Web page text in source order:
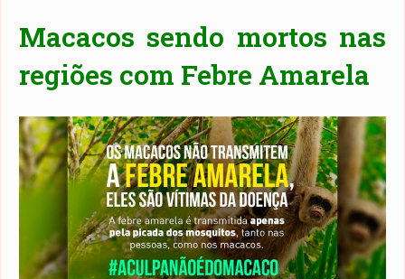
Macacos sendo mortos nas
regiões com Febre Amarela